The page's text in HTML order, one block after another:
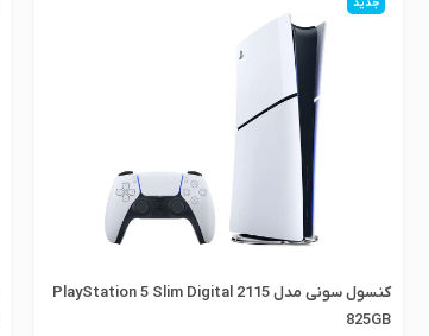
جدید
کنسول سونی مدل PlayStation 5 Slim Digital 2115
825GB